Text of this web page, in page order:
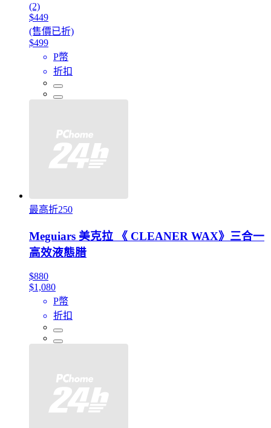
(2)
$449
(售價已折)
$499
P幣
折扣
最高折250
Meguiars 美克拉 《 CLEANER WAX》三合一
高效液態腊
$880
$1,080
P幣
折扣